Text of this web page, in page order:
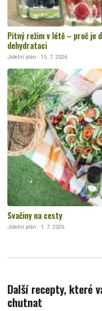
Pitný režim v létě – proč je
dehydrataci
Jídelní plán · 15. 7. 2026
Svačiny na cesty
Jídelní plán · 1. 7. 2026
Další recepty, které
chutnat